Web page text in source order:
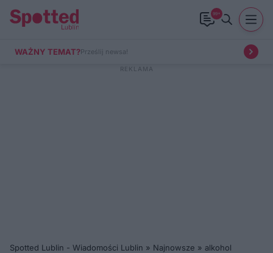
99+
WAŻNY TEMAT?Prześlij newsa!
Spotted Lublin - Wiadomości Lublin » Najnowsze » alkohol